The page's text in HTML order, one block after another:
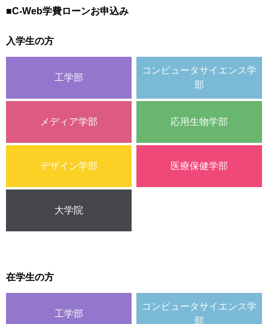
■C-Web学費ローンお申込み
入学生の方
工学部
コンピュータサイエンス学
部
メディア学部 応用生物学部
デザイン学部 医療保健学部
大学院
在学生の方
工学部
コンピュータサイエンス学
部